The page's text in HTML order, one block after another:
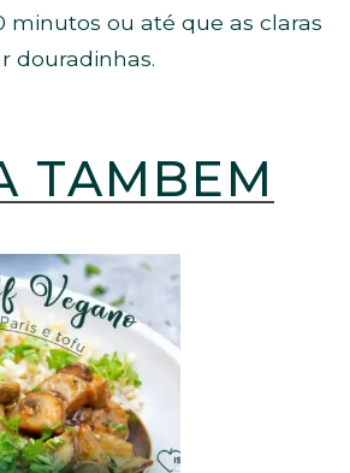
minutos ou até que as claras
douradinhas.
TAMBÉM